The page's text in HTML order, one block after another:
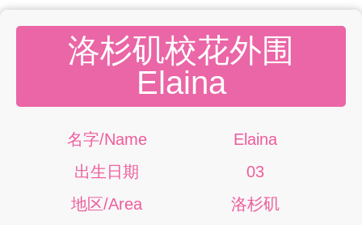
洛杉矶校花外围
Elaina
名字/Name
Elaina
出生日期
03
地区/Area
洛杉矶